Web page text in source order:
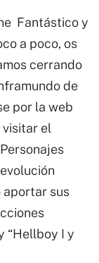
Fantástico y
a poco, os
cerrando
de
por la web
el
aportar sus
“Hellboy I y